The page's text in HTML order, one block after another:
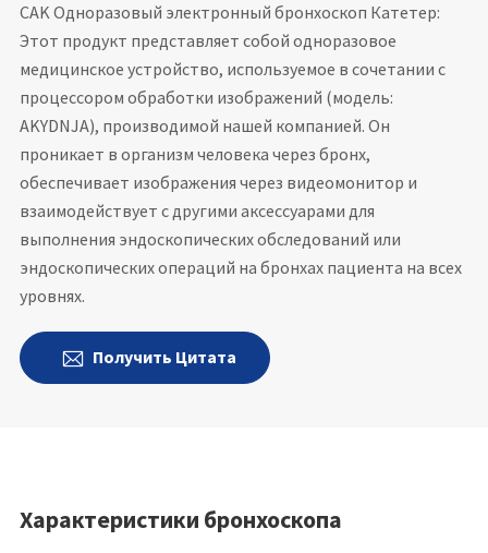
CAK Одноразовый электронный бронхоскоп Катетер:
Этот продукт представляет собой одноразовое
медицинское устройство, используемое в сочетании с
процессором обработки изображений (модель:
AKYDNJA), производимой нашей компанией. Он
проникает в организм человека через бронх,
обеспечивает изображения через видеомонитор и
взаимодействует с другими аксессуарами для
выполнения эндоскопических обследований или
эндоскопических операций на бронхах пациента на всех
уровнях.
 Получить Цитата
Характеристики бронхоскопа